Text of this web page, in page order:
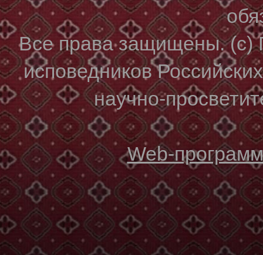
Все права защищены. (с)
исповедников
научно-
Web-